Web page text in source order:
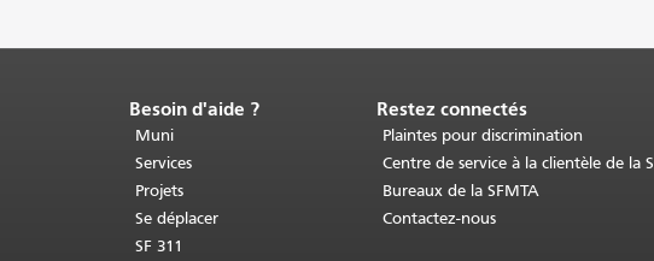
Fin
du
contenu
de
la
page.Le
Besoin d'aide ?
Muni
Services
Projets
Se déplacer
SF 311
Restez connectés
Plaintes pour discrimination
Centre de service à la clientèle de la
Bureaux de la SFMTA
Contactez-nous